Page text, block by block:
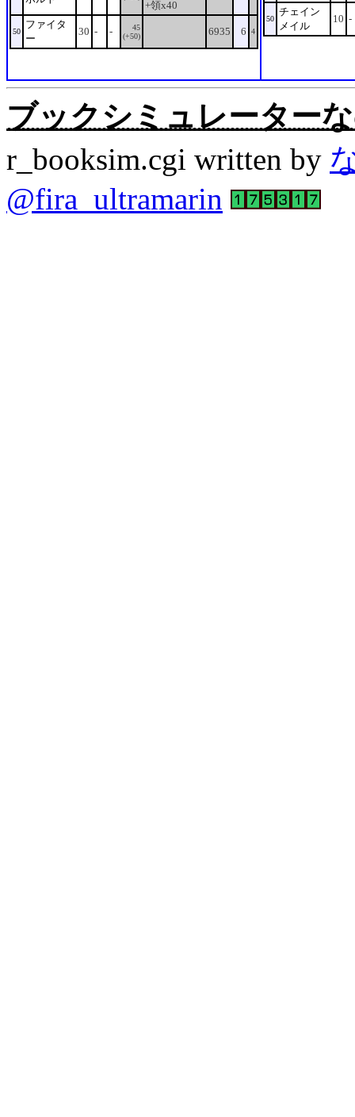
+領x40
50
ファイタ
ー
30 - -
45
(+50)
6935 6 4
50
チェイン
メイル
10 -
ブックシミュレーター
r_booksim.cgi written by
@fira_ultramarin